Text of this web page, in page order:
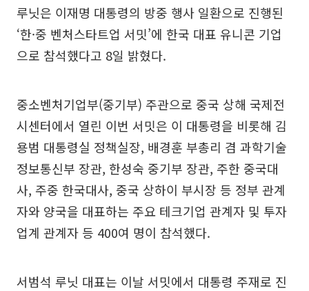
루닛은 이재명 대통령의 방중 행사 일환으로 진행된
‘한·중 벤처스타트업 서밋’에 한국 대표 유니콘 기업
으로 참석했다고 8일 밝혔다.
중소벤처기업부(중기부) 주관으로 중국 상해 국제전
시센터에서 열린 이번 서밋은 이 대통령을 비롯해 김
용범 대통령실 정책실장, 배경훈 부총리 겸 과학기술
정보통신부 장관, 한성숙 중기부 장관, 주한 중국대
사, 주중 한국대사, 중국 상하이 부시장 등 정부 관계
자와 양국을 대표하는 주요 테크기업 관계자 및 투자
업계 관계자 등 400여 명이 참석했다.
서범석 루닛 대표는 이날 서밋에서 대통령 주재로 진